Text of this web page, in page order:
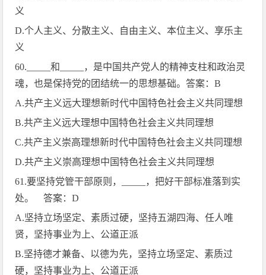
义
D.个人主义、分散主义、自由主义、本位主义、享乐主
义
60._____和
，是中国共产党人的精神支柱和政治灵
魂，也是保持党的团结统一的思想基础。答案：B
A.共产主义远大理想新时代中国特色社会主义共同理想
B.共产主义远大理想中国特色社会主义共同理想
C.共产主义崇高理想新时代中国特色社会主义共同理想
D.共产主义崇高理想中国特色社会主义共同理想
61.要坚持党管干部原则，
，把好干部标准落到实
处。 答案：D
A.坚持立场坚定、素质过硬，坚持五湖四海、任人唯
贤，坚持事业为上、公道正派
B.坚持德才兼备、以德为先，坚持立场坚定、素质过
硬，坚持事业为上、公道正派